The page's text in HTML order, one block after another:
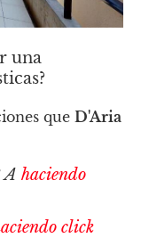
una
que D'Aria
Ahaciendo
click